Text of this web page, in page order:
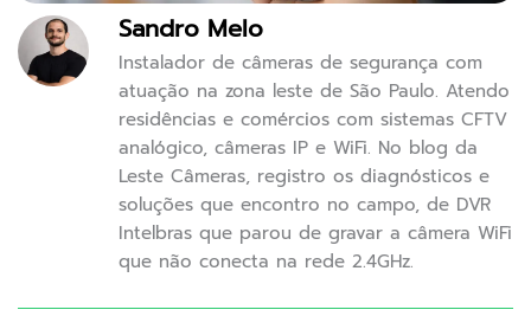
Sandro Melo
Instalador de câmeras de segurança com
atuação na zona leste de São Paulo. Atendo
residências e comércios com sistemas CFTV
analógico, câmeras IP e WiFi. No blog da
Leste Câmeras, registro os diagnósticos e
soluções que encontro no campo, de DVR
Intelbras que parou de gravar a câmera WiFi
que não conecta na rede 2.4GHz.